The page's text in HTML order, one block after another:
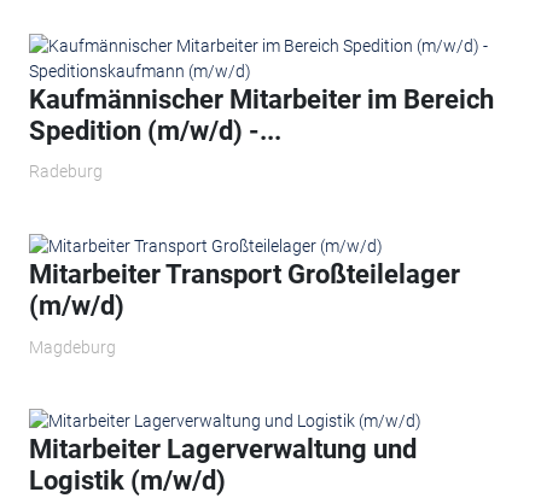
Kaufmännischer Mitarbeiter im Bereich
Spedition (m/w/d) -...
Radeburg
Mitarbeiter Transport Großteilelager
(m/w/d)
Magdeburg
Mitarbeiter Lagerverwaltung und
Logistik (m/w/d)